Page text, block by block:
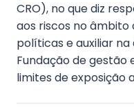
CRO), no que diz
aos riscos no âmbito
políticas e auxiliar
Fundação de
limites de exposição